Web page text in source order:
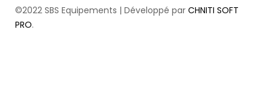
©2022 SBS Equipements | Développé par CHNITI SOFT
PRO.